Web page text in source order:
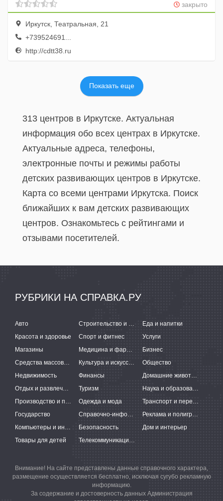
закрыто
Иркутск, Театральная, 21
+739524691...
http://cdtt38.ru
Показать еще
313 центров в Иркутске. Актуальная
информация обо всех центрах в Иркутске.
Актуальные адреса, телефоны,
электронные почты и режимы работы
детских развивающих центров в Иркутске.
Карта со всеми центрами Иркутска. Поиск
ближайших к вам детских развивающих
центров. Ознакомьтесь с рейтингами и
отзывами посетителей.
РУБРИКИ НА СПРАВКА.РУ
Авто Строительство и ремонт
Еда и напитки
Красота и здоровье
Спорт и фитнес
Услуги
Магазины
Медицина и фармацевтика
Бизнес
Средства массовой информации
Культура и искусство
Общество
Недвижимость
Финансы
Домашние животные
Отдых и развлечения
Туризм
Наука и образование
Производство и поставки
Одежда и мода
Транспорт и перевозки
Государство
Справочно-информационные системы
Реклама и полиграфия
Компьютеры и интернет
Безопасность
Дом и интерьер
Товары для детей
Телекоммуникации и связь
Внимание! На сайте представлены данные справочного характера,
размещение осуществляется бесплатно, исключая сугубо рекламную
информацию.
За содержание и достоверность данных Администрация